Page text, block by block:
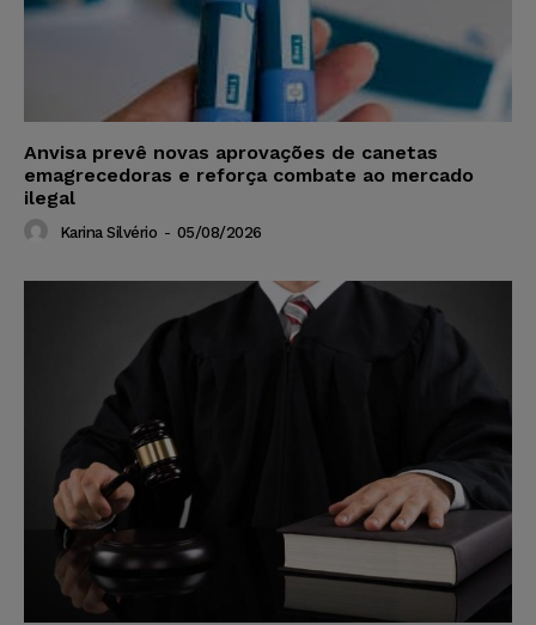
Anvisa prevê novas aprovações de canetas
emagrecedoras e reforça combate ao mercado
ilegal
Karina Silvério - 05/08/2026